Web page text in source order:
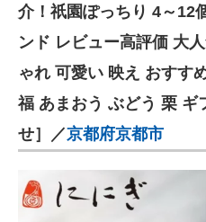
介！祇園ぽっちり 4～12
ンド レビュー高評価 大
ゃれ 可愛い 映え おすす
福 あまおう ぶどう 栗 ギ
せ］／京都府京都市